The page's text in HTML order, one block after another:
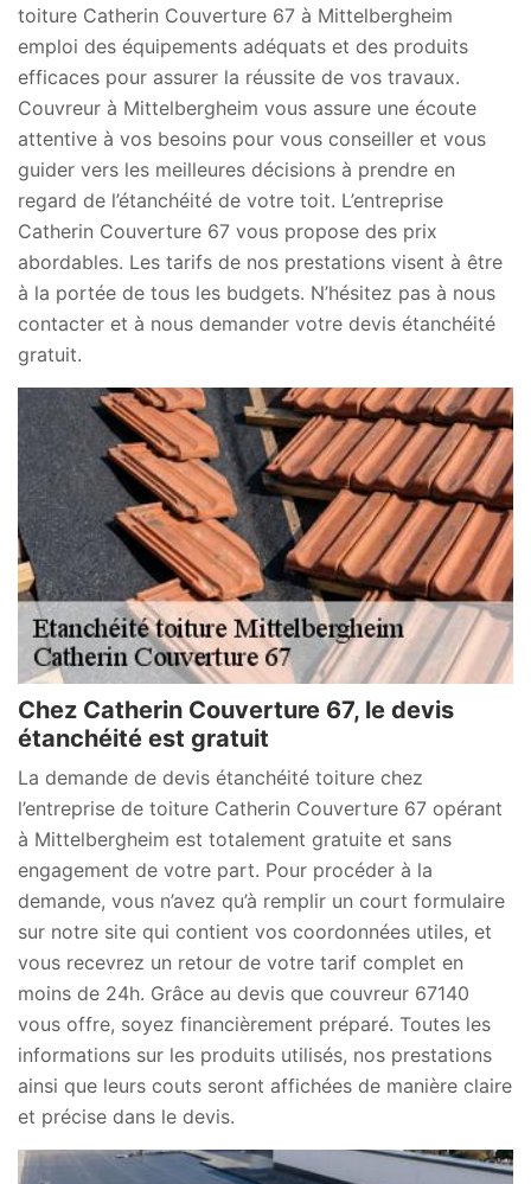
toiture Catherin Couverture 67 à Mittelbergheim
emploi des équipements adéquats et des produits
efficaces pour assurer la réussite de vos travaux.
Couvreur à Mittelbergheim vous assure une écoute
attentive à vos besoins pour vous conseiller et vous
guider vers les meilleures décisions à prendre en
regard de l’étanchéité de votre toit. L’entreprise
Catherin Couverture 67 vous propose des prix
abordables. Les tarifs de nos prestations visent à être
à la portée de tous les budgets. N’hésitez pas à nous
contacter et à nous demander votre devis étanchéité
gratuit.
Chez Catherin Couverture 67, le devis
étanchéité est gratuit
La demande de devis étanchéité toiture chez
l’entreprise de toiture Catherin Couverture 67 opérant
à Mittelbergheim est totalement gratuite et sans
engagement de votre part. Pour procéder à la
demande, vous n’avez qu’à remplir un court formulaire
sur notre site qui contient vos coordonnées utiles, et
vous recevrez un retour de votre tarif complet en
moins de 24h. Grâce au devis que couvreur 67140
vous offre, soyez financièrement préparé. Toutes les
informations sur les produits utilisés, nos prestations
ainsi que leurs couts seront affichées de manière claire
et précise dans le devis.